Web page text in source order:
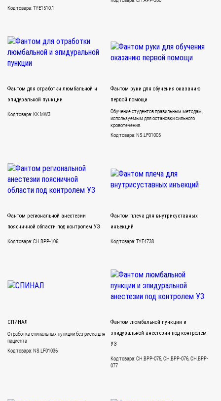
Код товара: TYE1510.1
Фантом для отработки люмбальной и
эпидуральной пункции
Код товара: KK.MW3
Фантом руки для обучения оказанию
первой помощи
Обучение студентов правильным методам,
используемым для остановки сильного
кровотечения.
Код товара: NS.LF01005
Фантом региональной анестезии
поясничной области под контролем УЗ
Код товара: CH.BPP-106
Фантом плеча для внутрисуставных
инъекций
Код товара: TYE4738
СПИНАЛ
Отработка спинальных пункции без риска для
пациента
Код товара: NS.LF01036
Фантом люмбальной пункции и
эпидуральной анестезии под контролем
УЗ
Код товара: CH.BPP-075, CH.BPP-076, CH.BPP-
077